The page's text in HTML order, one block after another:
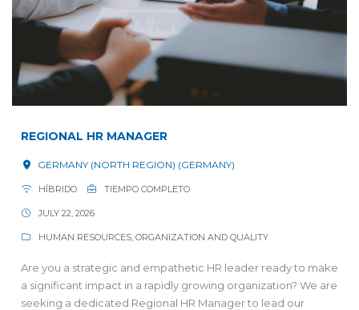
REGIONAL HR MANAGER
GERMANY (NORTH REGION) (GERMANY)
HÍBRIDO TIEMPO COMPLETO
JULY 22, 2026
HUMAN RESOURCES, ORGANIZATION AND QUALITY
Are you a strategic and empathetic HR leader ready to make
a significant impact in a rapidly growing organization? We are
seeking a dedicated Regional HR Manager to lead our